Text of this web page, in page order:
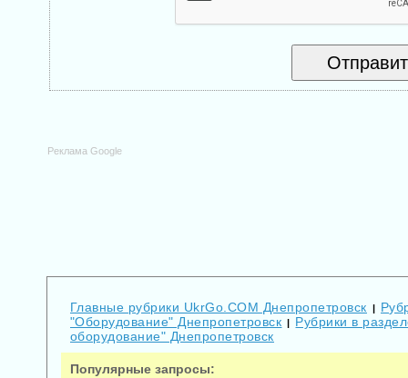
Реклама Google
Главные рубрики UkrGo.COM Днепропетровск
"Оборудование" Днепропетровск
Рубрики в
оборудование" Днепропетровск
Популярные запросы: